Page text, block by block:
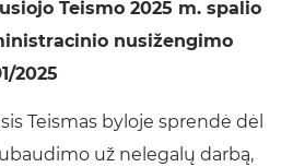
Teismo 2025 m. spalio
nusižengimo
2025
Teismas byloje sprendė dėl
už nelegalų darbą,